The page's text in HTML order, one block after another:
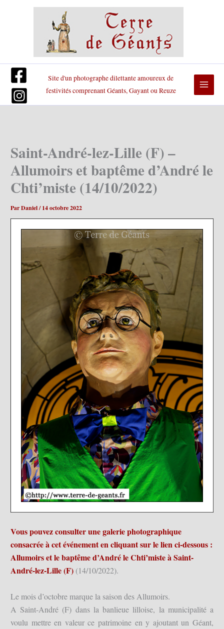
Site d'un photographe dilettante amoureux de
festivités comprenant Géants, Gayant ou Reuze
Saint-André-lez-Lille (F) –
Allumoirs et baptême d’André le
Chti’miste (14/10/2022)
ParDaniel/14 octobre 2022
Vous pouvez consulter une galerie photographique
consacrée à cet événement en cliquant sur le lien ci-dessous :
Allumoirs et le baptême d’André le Chti’miste à Saint-
André-lez-Lille (F) (14/10/2022).
Le mois d’octobre marque la saison des Allumoirs.
A Saint-André (F) dans la banlieue lilloise, la municipalité a
voulu mettre en valeur ce patrimoine en y ajoutant un Géant,